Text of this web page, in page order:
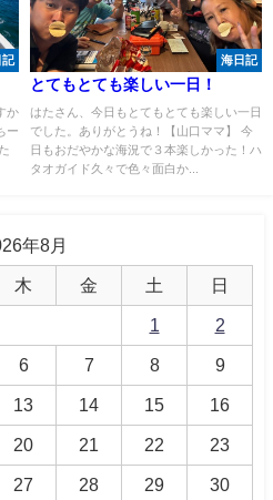
記
か
ー
海日記
とてもとても楽しい一日！
はたさん、今日もとてもとても楽しい一日
でした。ありがとうね！【山口ママ】 今
日もおだやかな海況で３本楽しかった！ハ
タオガイド久々で色々面白か...
年8月
木 金 土 日
1 2
6 7 8 9
13 14 15 16
20 21 22 23
27 28 29 30